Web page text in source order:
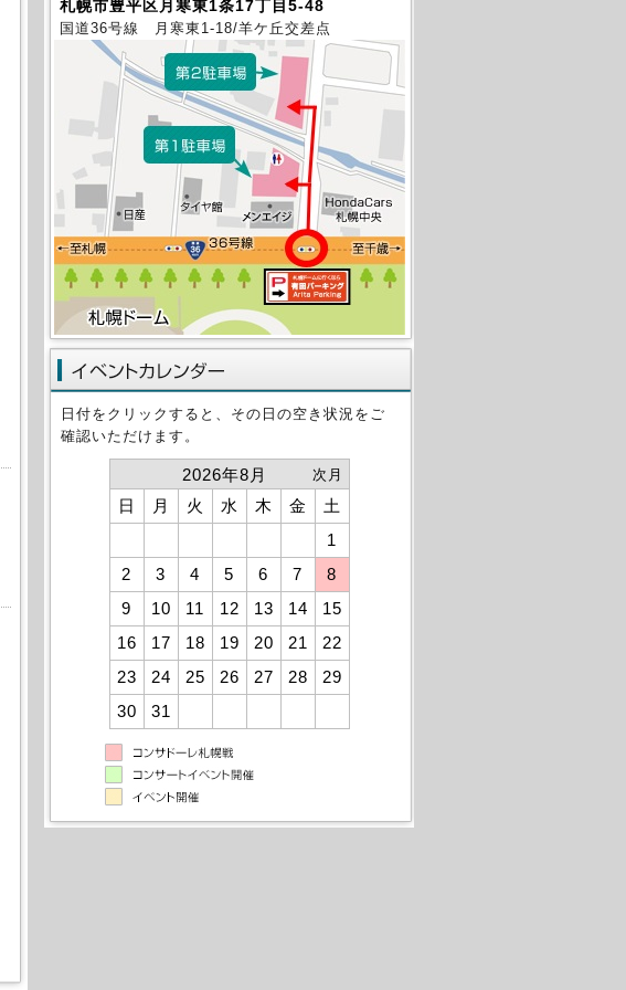
札幌市豊平区月寒東1条17丁目5-48
国道36号線 月寒東1-18/羊ケ丘交差点
日付をクリックすると、その日の空き状況をご
確認いただけます。
2026年8月 次月
日 月 火 水 木 金
土
1
2
3 4 5 6 7
8
9
10 11 12 13 14
15
16
17 18 19 20 21
22
23
24 25 26 27 28
29
30
31